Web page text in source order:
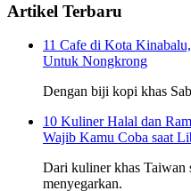
Artikel Terbaru
11 Cafe di Kota
Untuk Nongkrong
Dengan biji kopi khas
10 Kuliner Halal dan
Wajib Kamu Coba saat
Dari kuliner khas Taiwan
menyegarkan.